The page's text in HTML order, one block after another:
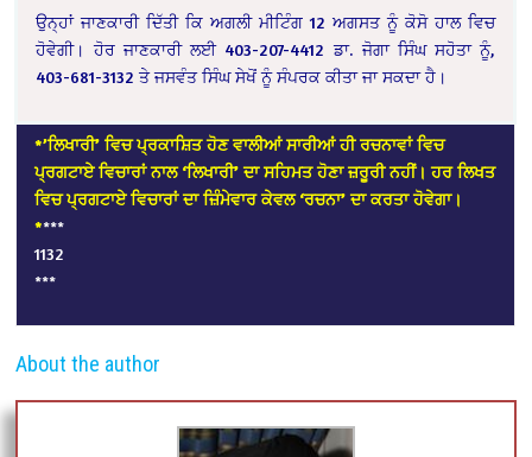
ਉਨ੍ਹਾਂ ਜਾਣਕਾਰੀ ਦਿੱਤੀ ਕਿ ਅਗਲੀ ਮੀਟਿੰਗ 12 ਅਗਸਤ ਨੂੰ ਕੋਸੋ ਹਾਲ ਵਿਚ
ਹੋਵੇਗੀ। ਹੋਰ ਜਾਣਕਾਰੀ ਲਈ 403-207-4412 ਡਾ. ਜੋਗਾ ਸਿੰਘ ਸਹੋਤਾ ਨੂੰ,
403-681-3132 ਤੇ ਜਸਵੰਤ ਸਿੰਘ ਸੇਖੋਂ ਨੂੰ ਸੰਪਰਕ ਕੀਤਾ ਜਾ ਸਕਦਾ ਹੈ।
*’ਲਿਖਾਰੀ’ ਵਿਚ ਪ੍ਰਕਾਸ਼ਿਤ ਹੋਣ ਵਾਲੀਆਂ ਸਾਰੀਆਂ ਹੀ ਰਚਨਾਵਾਂ ਵਿਚ
ਪ੍ਰਗਟਾਏ ਵਿਚਾਰਾਂ ਨਾਲ ‘ਲਿਖਾਰੀ’ ਦਾ ਸਹਿਮਤ ਹੋਣਾ ਜ਼ਰੂਰੀ ਨਹੀਂ। ਹਰ ਲਿਖਤ
ਵਿਚ ਪ੍ਰਗਟਾਏ ਵਿਚਾਰਾਂ ਦਾ ਜ਼ਿੰਮੇਵਾਰ ਕੇਵਲ ‘ਰਚਨਾ’ ਦਾ ਕਰਤਾ ਹੋਵੇਗਾ।
****
1132
***
About the author